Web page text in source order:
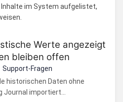
im System aufgelistet,
Werte angezeigt
bleiben offen
Support-Fragen
historischen Daten ohne
Journal importiert...